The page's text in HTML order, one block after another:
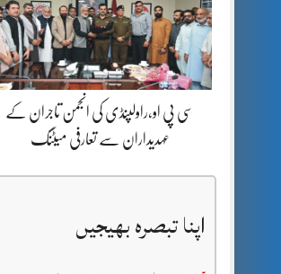
سی پی او،راولپنڈی کی انجمن تاجران کے
عہدیداران سے تعارفی میٹنگ
اپنا تبصرہ بھیجیں